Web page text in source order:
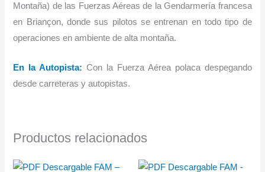
Montaña) de las Fuerzas Aéreas de la Gendarmería francesa
en Briançon, donde sus pilotos se entrenan en todo tipo de
operaciones en ambiente de alta montaña.
En la Autopista:Con la Fuerza Aérea polaca despegando
desde carreteras y autopistas.
Productos relacionados